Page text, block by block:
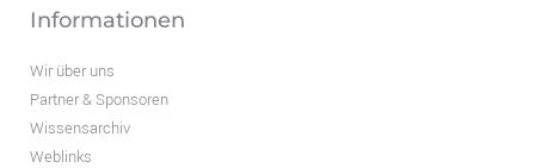
Informationen
Wir über uns
Partner & Sponsoren
Wissensarchiv
Weblinks